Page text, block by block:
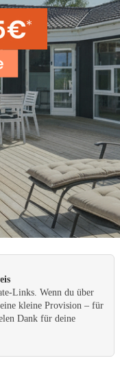
Links. Wenn du über
kleine Provision – für
Dank für deine